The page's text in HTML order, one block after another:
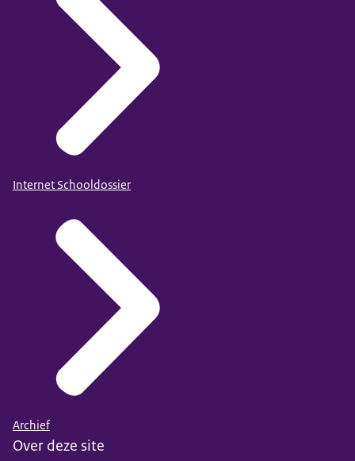
Internet Schooldossier
Archief
Over deze site